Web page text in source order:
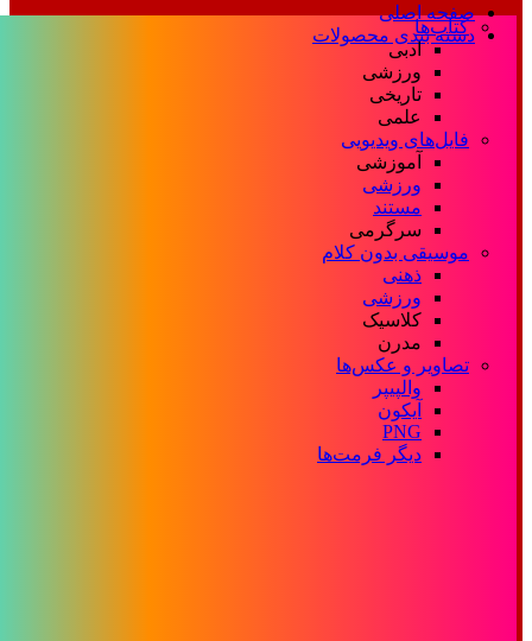
صفحه اصلی
دسته بندی محصولات
کتاب‌ها
ادبی
ورزشی
تاریخی
علمی
فایل‌های ویدیویی
آموزشی
ورزشی
مستند
سرگرمی
موسیقی بدون کلام
ذهنی
ورزشی
کلاسیک
مدرن
تصاویر و عکس‌ها
والپیپر
آیکون
PNG
دیگر فرمت‌ها